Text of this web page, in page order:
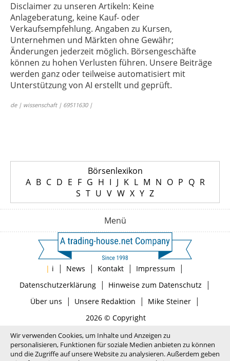
Disclaimer zu unseren Artikeln: Keine
Anlageberatung, keine Kauf- oder
Verkaufsempfehlung. Angaben zu Kursen,
Unternehmen und Märkten ohne Gewähr;
Änderungen jederzeit möglich. Börsengeschäfte
können zu hohen Verlusten führen. Unsere Beiträge
werden ganz oder teilweise automatisiert mit
Unterstützung von AI erstellt und geprüft.
de | wissenschaft | 69511630 |
Börsenlexikon
A B C D E F G H I J K L M N O P Q R
S T U V W X Y Z
Menü
| i | News | Kontakt | Impressum |
Datenschutzerklärung| Hinweise zum Datenschutz |
Über uns | Unsere Redaktion | Mike Steiner|
2026 © Copyright
Wir verwenden Cookies, um Inhalte und Anzeigen zu
personalisieren, Funktionen für soziale Medien anbieten zu können
und die Zugriffe auf unsere Website zu analysieren. Außerdem geben